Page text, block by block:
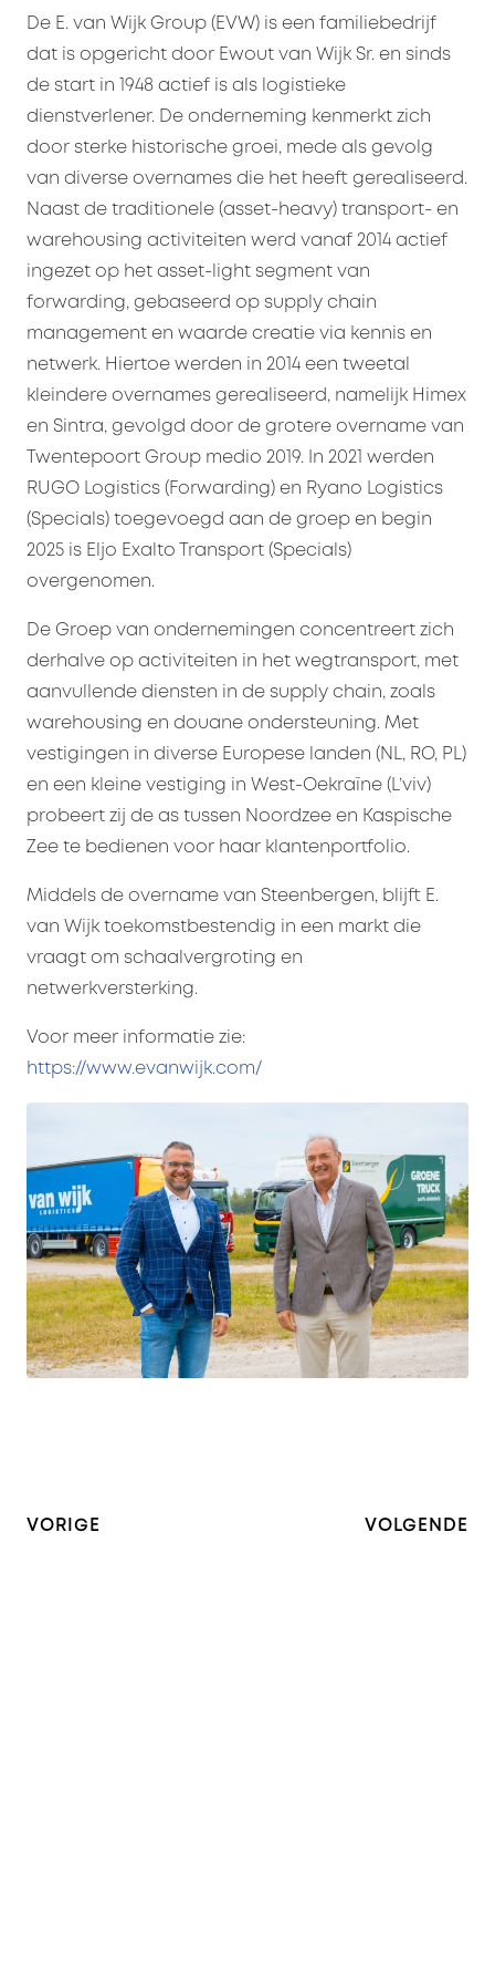
De E. van Wijk Group (EVW) is een familiebedrijf
dat is opgericht door Ewout van Wijk Sr. en sinds
de start in 1948 actief is als logistieke
dienstverlener. De onderneming kenmerkt zich
door sterke historische groei, mede als gevolg
van diverse overnames die het heeft gerealiseerd.
Naast de traditionele (asset-heavy) transport- en
warehousing activiteiten werd vanaf 2014 actief
ingezet op het asset-light segment van
forwarding, gebaseerd op supply chain
management en waarde creatie via kennis en
netwerk. Hiertoe werden in 2014 een tweetal
kleindere overnames gerealiseerd, namelijk Himex
en Sintra, gevolgd door de grotere overname van
Twentepoort Group medio 2019. In 2021 werden
RUGO Logistics (Forwarding) en Ryano Logistics
(Specials) toegevoegd aan de groep en begin
2025 is Eljo Exalto Transport (Specials)
overgenomen.
De Groep van ondernemingen concentreert zich
derhalve op activiteiten in het wegtransport, met
aanvullende diensten in de supply chain, zoals
warehousing en douane ondersteuning. Met
vestigingen in diverse Europese landen (NL, RO, PL)
en een kleine vestiging in West-Oekraïne (L’viv)
probeert zij de as tussen Noordzee en Kaspische
Zee te bedienen voor haar klantenportfolio.
Middels de overname van Steenbergen, blijft E.
van Wijk toekomstbestendig in een markt die
vraagt om schaalvergroting en
netwerkversterking.
Voor meer informatie zie:
https://www.evanwijk.com/
VORIGE VOLGENDE